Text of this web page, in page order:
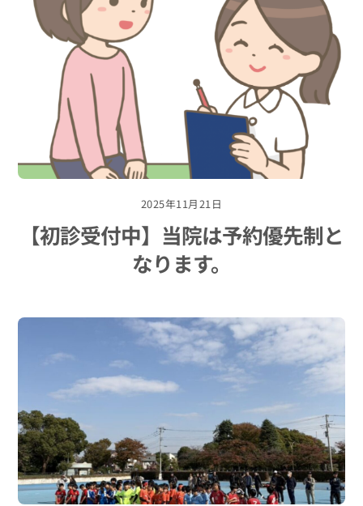
2025年11月21日
【初診受付中】当院は予約優先制と
なります。